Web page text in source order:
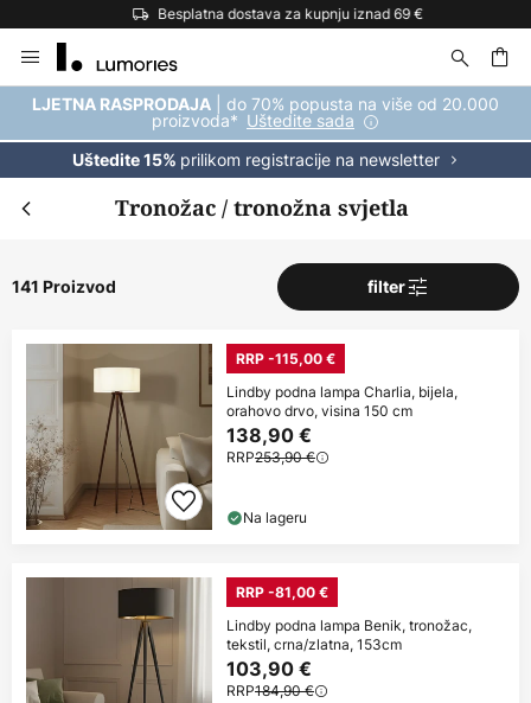
Besplatna dostava za kupnju iznad 69 €
to
Content
LJETNA RASPRODAJA | do 70% popusta na više od 20.000
proizvoda* Uštedite sada
Uštedite 15% prilikom registracije na newsletter
Tronožac / tronožna svjetla
141 Proizvod filter
RRP -115,00 €
Lindby podna lampa Charlia, bijela,
orahovo drvo, visina 150 cm
138,90 €
RRP253,90 €
Na lageru
RRP -81,00 €
Lindby podna lampa Benik, tronožac,
tekstil, crna/zlatna, 153cm
103,90 €
RRP184,90 €